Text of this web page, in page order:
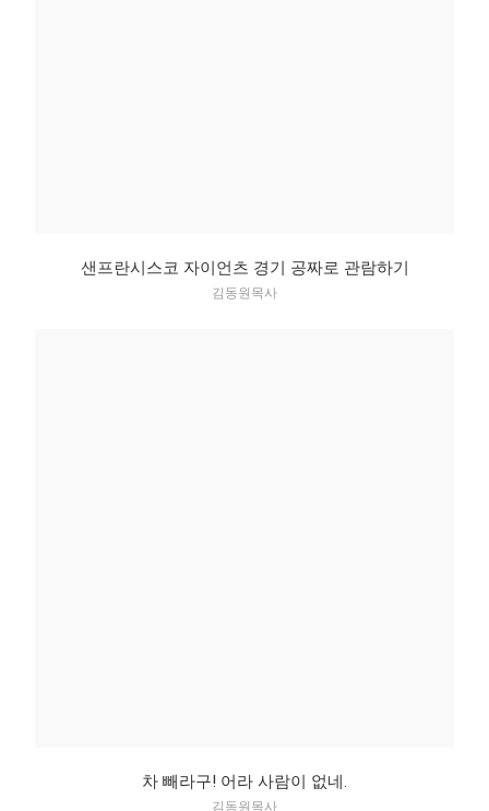
샌프란시스코 자이언츠 경기 공짜로 관람하기
김동원목사
차 빼라구! 어라 사람이 없네.
김동원목사